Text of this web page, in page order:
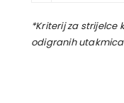
*Kriterij za strijelce
odigranih utakmica